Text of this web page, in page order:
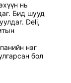
нь
Бид шууд
Deli,
нэг
бол